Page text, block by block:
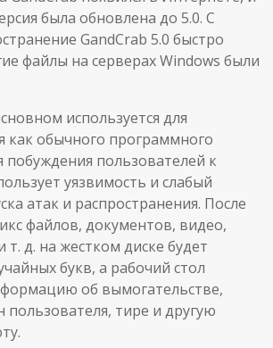
была обновлена до 5.0. С
GandCrab 5.0 быстро
файлы на серверах Windows были
используется для
как обычного программного
побуждения пользователей к
уязвимость и слабый
атак и распространения. После
файлов, документов, видео,
д. на жестком диске будет
букв, а рабочий стол
об вымогательстве,
пользователя, тире и другую